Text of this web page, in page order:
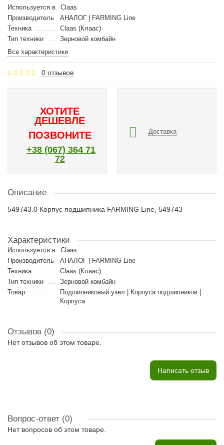
Используется в
Claas
Производитель
АНАЛОГ | FARMING Line
Техника
Claas (Клаас)
Тип техники
Зерновой комбайн
Все характеристики
0 отзывов
ХОТИТЕ
ДЕШЕВЛЕ
ПОЗВОНИТЕ
+38 (067) 364 71
72
Доставка
Описание
549743.0 Корпус подшипника FARMING Line, 549743
Характеристики
Используется в
Claas
Производитель
АНАЛОГ | FARMING Line
Техника
Claas (Клаас)
Тип техники
Зерновой комбайн
Товар
Подшипниковый узел | Корпуса подшипников |
Корпуса
Отзывов (0)
Нет отзывов об этом товаре.
Написать отзыв
Вопрос-ответ (0)
Нет вопросов об этом товаре.